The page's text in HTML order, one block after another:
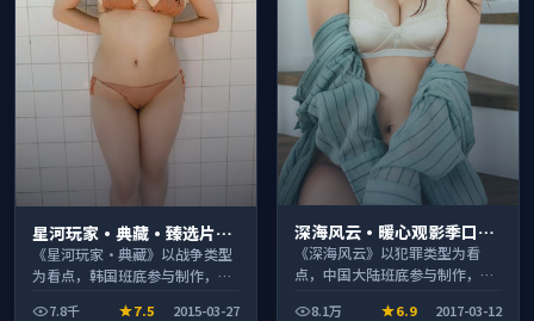
星河玩家·典藏·臻选片单
推荐画质清晰观看流畅
《星河玩家·典藏》以战争类型
为看点，韩国班底参与制作，叙
7.8千 7.5 2015-03-27
深海风云·暖心观影季口碑
发酵持续升温
《深海风云》以犯罪类型为看
点，中国大陆班底参与制作，叙
段观看。
8.1万 6.9 2017-03-12